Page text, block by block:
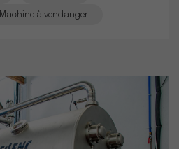
Machine à vendanger